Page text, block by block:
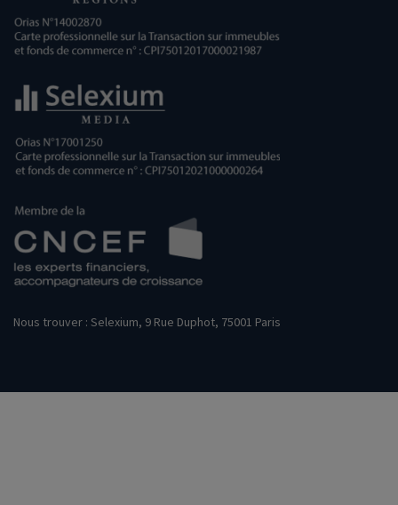
Nous trouver : Selexium, 9 Rue Duphot, 75001 Paris